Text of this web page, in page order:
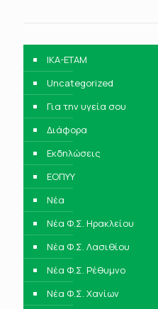
IKA-ETAM
Uncategorized
Για την υγεία σου
Διάφορα
Εκδηλώσεις
ΕΟΠΥΥ
Νέα
Νέα Φ.Σ. Ηρακλείου
Νέα Φ.Σ. Λασιθίου
Νέα Φ.Σ. Ρέθυμνο
Νέα Φ.Σ. Χανίων